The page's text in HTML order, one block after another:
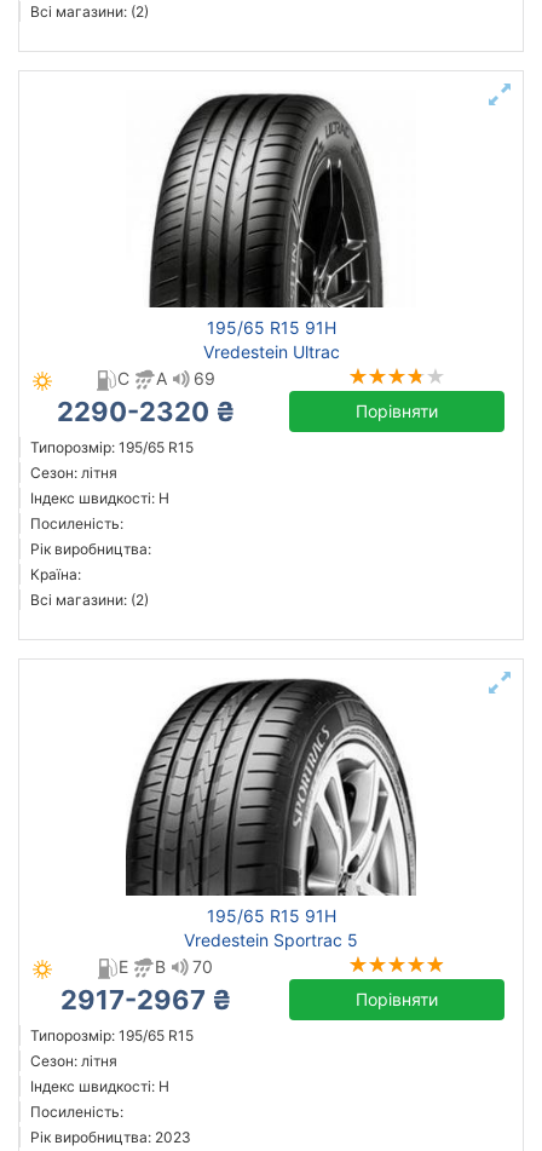
Всі магазини: (2)
195/65 R15 91H
Vredestein Ultrac
C
A 69
2290-2320 ₴ Порівняти
Типорозмір: 195/65 R15
Сезон: літня
Індекс швидкості: H
Посиленість:
Рік виробництва:
Країна:
Всі магазини: (2)
195/65 R15 91H
Vredestein Sportrac 5
E
B 70
2917-2967 ₴ Порівняти
Типорозмір: 195/65 R15
Сезон: літня
Індекс швидкості: H
Посиленість:
Рік виробництва: 2023